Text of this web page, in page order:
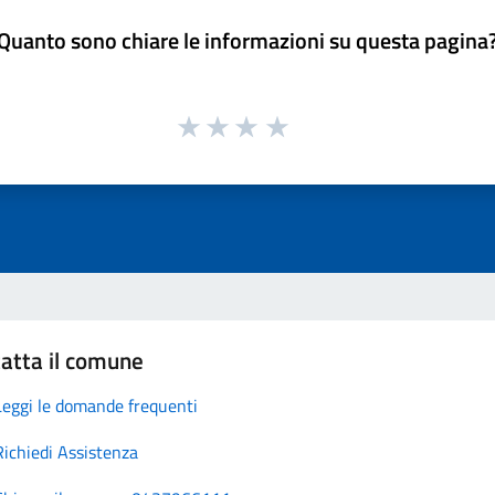
sono chiare le informazioni su questa
il comune
le domande frequenti
Assistenza